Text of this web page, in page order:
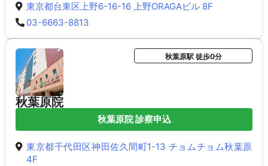
東京都台東区上野6-16-16 上野ORAGAビル 8F
03-6663-8813
秋葉原院
秋葉原駅 徒歩0分
秋葉原院 診察申込
東京都千代田区神田佐久間町1-13 チョムチョム秋葉原
4F